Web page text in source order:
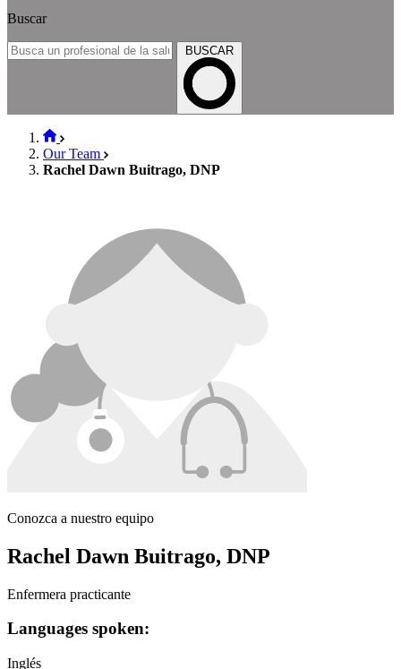
Buscar
BUSCAR
Our Team
Rachel Dawn Buitrago, DNP
Conozca a nuestro equipo
Rachel Dawn Buitrago, DNP
Enfermera practicante
Languages spoken:
Inglés